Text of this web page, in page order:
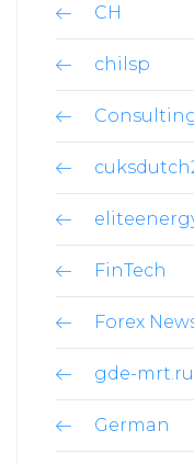
CH
chilsp
FinTech
Forex
gde-mrt.ru
German